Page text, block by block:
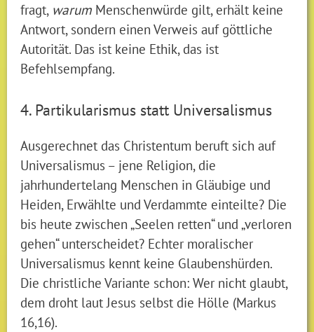
fragt, warum Menschenwürde gilt, erhält keine
Antwort, sondern einen Verweis auf göttliche
Autorität. Das ist keine Ethik, das ist
Befehlsempfang.
4. Partikularismus statt Universalismus
Ausgerechnet das Christentum beruft sich auf
Universalismus – jene Religion, die
jahrhundertelang Menschen in Gläubige und
Heiden, Erwählte und Verdammte einteilte? Die
bis heute zwischen „Seelen retten“ und „verloren
gehen“ unterscheidet? Echter moralischer
Universalismus kennt keine Glaubenshürden.
Die christliche Variante schon: Wer nicht glaubt,
dem droht laut Jesus selbst die Hölle (Markus
16,16).